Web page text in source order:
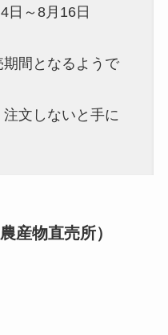
日～8月16日
間となるようで
文しないと手に
産物直売所）